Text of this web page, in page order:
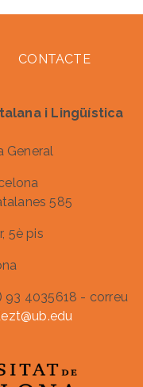
CONTACTE
i Lingüística
General
585
5è pis
93 4035618 - correu